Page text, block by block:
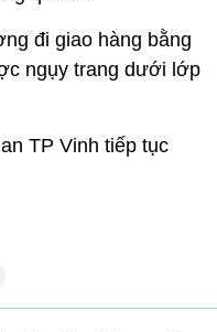
đi giao hàng bằng
ngụy trang dưới lớp
TP Vinh tiếp tục